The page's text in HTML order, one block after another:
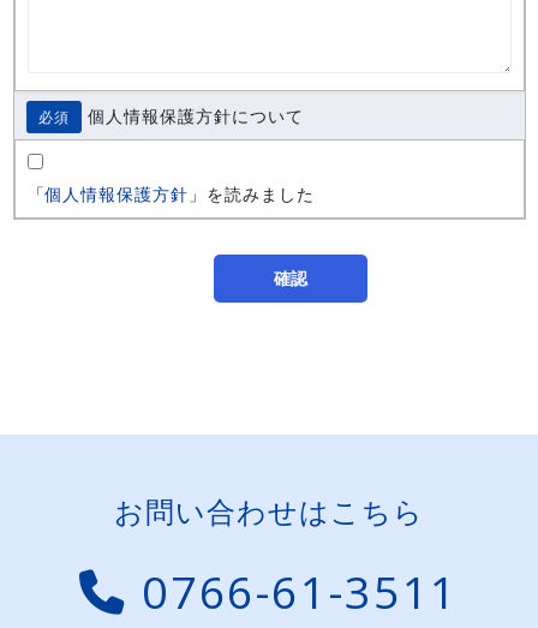
必須 個人情報保護方針について
「個人情報保護方針 」を読みました
お問い合わせはこちら
0766-61-3511